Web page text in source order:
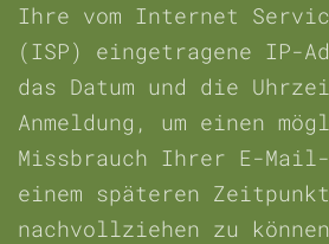
Ihre vom Internet
(ISP) eingetragene IP-
das Datum und die
Anmeldung, um einen
Missbrauch Ihrer E-
einem späteren Zeitpunkt
nachvollziehen zu